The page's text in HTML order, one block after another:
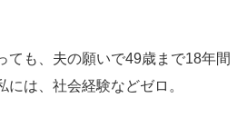
ても、夫の願いで49歳まで18年間
には、社会経験などゼロ。